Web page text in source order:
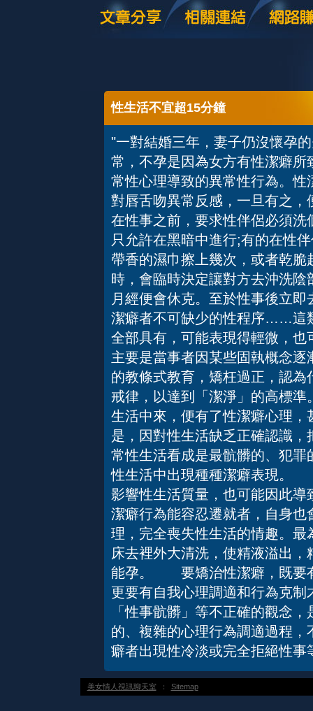
性生活不宜超15分鐘
"一對結婚三年，妻子仍沒懷孕
常，不孕是因為女方有性潔癖
常性心理導致的異常性行為。
對唇舌吻異常反感，一旦有之
在性事之前，要求性伴侶必須
只允許在黑暗中進行;有的在性
帶香的濕巾擦上幾次，或者乾
時，會臨時決定讓對方去沖洗
月經便會休克。至於性事後立
潔癖者不可缺少的性程序……這
全部具有，可能表現得輕微，
主要是當事者因某些固執概念
的教條式教育，矯枉過正，認
戒律，以達到「潔淨」的高標
生活中來，便有了性潔癖心理
是，因對性生活缺乏正確認識
常性生活看成是最骯髒的、犯
性生活中出現種種潔癖表現。
影響性生活質量，也可能因此
潔癖行為能容忍遷就者，自身
理，完全喪失性生活的情趣。
床去裡外大清洗，使精液溢出
能孕。 要矯治性潔癖，既要
更要有自我心理調適和行為克
「性事骯髒」等不正確的觀念
的、複雜的心理行為調適過程
癖者出現性冷淡或完全拒絕性事
美女情人視訊聊天室 ： Sitemap